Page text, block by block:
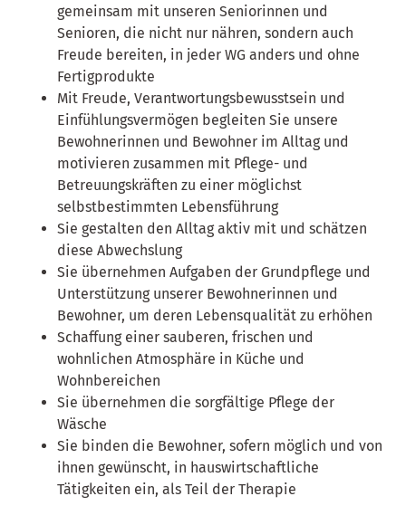
gemeinsam mit unseren Seniorinnen und
Senioren, die nicht nur nähren, sondern auch
Freude bereiten, in jeder WG anders und ohne
Fertigprodukte
Mit Freude, Verantwortungsbewusstsein und
Einfühlungsvermögen begleiten Sie unsere
Bewohnerinnen und Bewohner im Alltag und
motivieren zusammen mit Pflege- und
Betreuungskräften zu einer möglichst
selbstbestimmten Lebensführung
Sie gestalten den Alltag aktiv mit und schätzen
diese Abwechslung
Sie übernehmen Aufgaben der Grundpflege und
Unterstützung unserer Bewohnerinnen und
Bewohner, um deren Lebensqualität zu erhöhen
Schaffung einer sauberen, frischen und
wohnlichen Atmosphäre in Küche und
Wohnbereichen
Sie übernehmen die sorgfältige Pflege der
Wäsche
Sie binden die Bewohner, sofern möglich und von
ihnen gewünscht, in hauswirtschaftliche
Tätigkeiten ein, als Teil der Therapie